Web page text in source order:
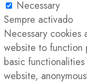
Necessary
Sempre activado
Necessary cookies
website to function
basic
website,